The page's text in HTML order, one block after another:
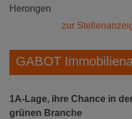
Herongen
zur
GABOT
1A-Lage, ihre Chance in
grünen Branche